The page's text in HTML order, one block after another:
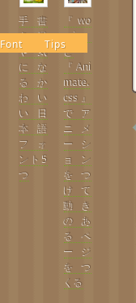
Font
手書
き風
や気
にな
るか
わい
い日
本語
フォ
ント5
つ
Tips
『wo
w.js』
と
『Ani
mate.
css』
でア
ニメ
ーシ
ョン
をつ
けて
動き
のあ
るペ
ージ
をつ
くる